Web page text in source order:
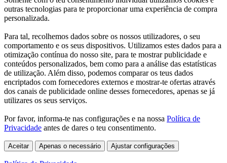
outras tecnologias para te proporcionar uma experiência de compra
personalizada.
Para tal, recolhemos dados sobre os nossos utilizadores, o seu
comportamento e os seus dispositivos. Utilizamos estes dados para a
otimização contínua do nosso site, para te mostrar publicidade e
conteúdos personalizados, bem como para a análise das estatísticas
de utilização. Além disso, podemos comparar os teus dados
encriptados com fornecedores externos e mostrar-te ofertas através
dos canais de publicidade online desses fornecedores, apenas se já
utilizares os seus serviços.
Por favor, informa-te nas configurações e na nossa Política de
Privacidade antes de dares o teu consentimento.
Aceitar Apenas o necessário Ajustar configurações